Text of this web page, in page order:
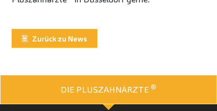
Zurück zu News
DIE PLUSZAHNÄRZTE ®